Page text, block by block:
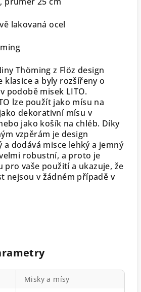
lakovaná ocel
Thöming z Flöz design
klasice a byly rozšířeny o
podobě misek LITO.
lze použít jako mísu na
dekorativní mísu v
jako košík na chléb. Díky
vzpěrám je design
dodává misce lehký a jemný
robustní, a proto je
pro vaše použití a ukazuje, že
nejsou v žádném případě v
Misky a mísy